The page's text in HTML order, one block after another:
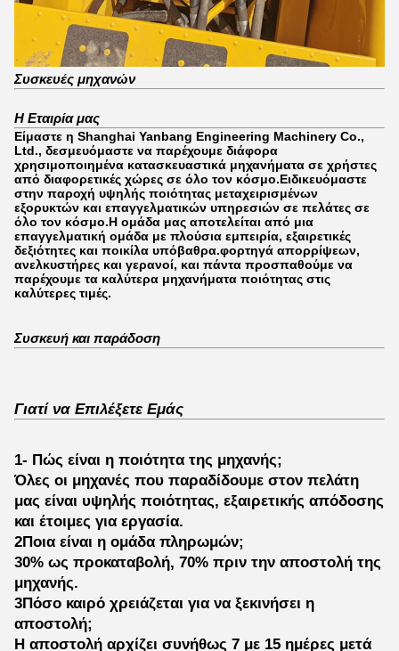
Συσκευές μηχανών
Η Εταιρία μας
Είμαστε η Shanghai Yanbang Engineering Machinery Co.,